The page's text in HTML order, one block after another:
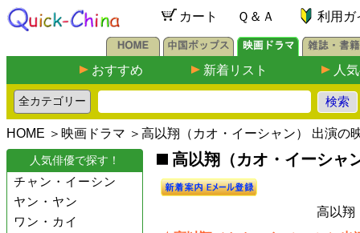
カート Ｑ＆Ａ 利用ガ
おすすめ 新着リスト 人
HOME ＞ 映画ドラマ ＞高以翔（カオ・イーシャン） 出演の
人気俳優で探す！
チャン・イーシン
ヤン・ヤン
ワン・カイ
高以翔（カオ・イーシャ
高以翔